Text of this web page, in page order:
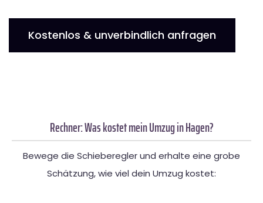
Kostenlos & unverbindlich anfragen
Rechner: Was kostet mein Umzug in Hagen?
Bewege die Schieberegler und erhalte eine grobe
Schätzung, wie viel dein Umzug kostet: